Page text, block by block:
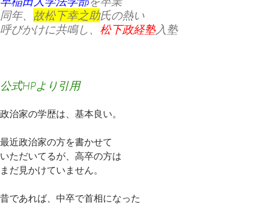
同年、 故松下幸之助氏の熱い
呼びかけに共鳴し、 松下政経塾入塾
公式HPより引用
政治家の学歴は、基本良い。
最近政治家の方を書かせて
いただいてるが、高卒の方は
まだ見かけていません。
昔であれば、中卒で首相になった